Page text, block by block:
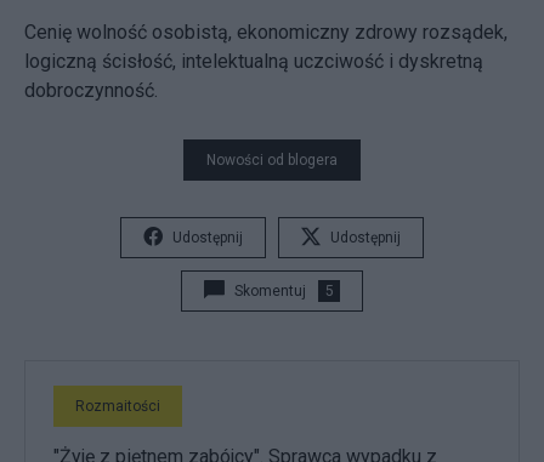
Cenię wolność osobistą, ekonomiczny zdrowy rozsądek,
logiczną ścisłość, intelektualną uczciwość i dyskretną
dobroczynność.
Nowości od blogera
Udostępnij Udostępnij
Skomentuj 5
Rozmaitości
"Żyję z piętnem zabójcy". Sprawca wypadku z